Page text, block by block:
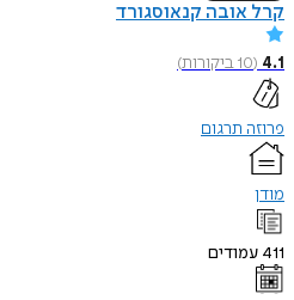
קרל אובה קנאוסגורד
4.1
(
10ביקורות)
פרוזה תרגום
מודן
411 עמודים